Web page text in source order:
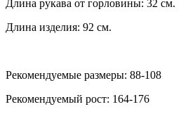
Длина рукава от горловины: 32 см.
Длина изделия: 92 см.
Рекомендуемые размеры: 88-108
Рекомендуемый рост: 164-176